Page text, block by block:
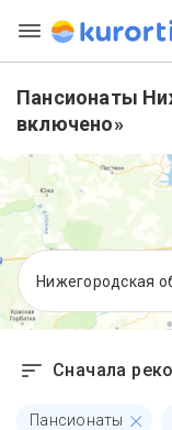
Пансионаты
включено»
Нижегородская
Сначала
Пансионаты